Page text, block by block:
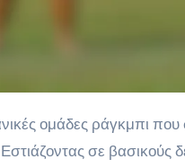
σε βασικούς